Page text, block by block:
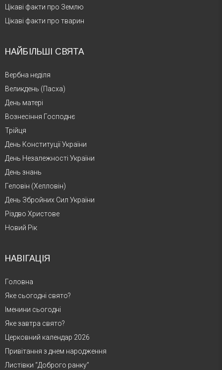
Цікаві факти про Землю
Цікаві факти про тварин
НАЙБІЛЬШІ СВЯТА
Вербна неділя
Великдень (Пасха)
День матері
Вознесіння Господнє
Трійця
День Конституції України
День Незалежності України
День знань
Геловін (Хелловін)
День Збройних Сил України
Різдво Христове
Новий Рік
НАВІГАЦІЯ
Головна
Яке сьогодні свято?
Іменини сьогодні
Яке завтра свято?
Церковний календар 2026
Привітання з днем народження
Листівки “Доброго ранку”